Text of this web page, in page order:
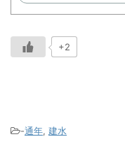
+2
-通年, 建水